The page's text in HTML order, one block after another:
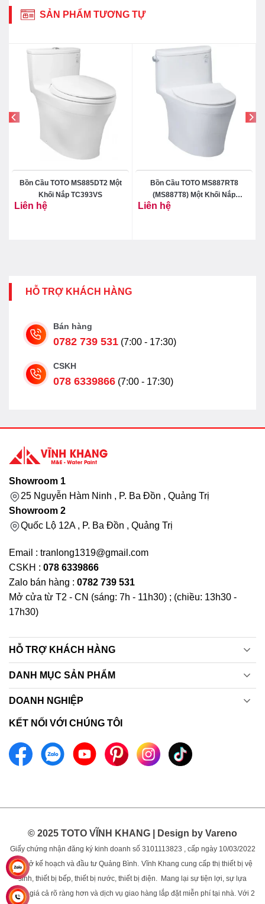
SẢN PHẨM TƯƠNG TỰ
Bồn Cầu TOTO MS885DT2 Một
Khối Nắp TC393VS
Liên hệ
Bồn Cầu TOTO MS887RT8
(MS887T8) Một Khối Nắp
Liên hệ
HỖ TRỢ KHÁCH HÀNG
Bán hàng
0782 739 531 (7:00 - 17:30)
CSKH
078 6339866 (7:00 - 17:30)
Showroom 1
25 Nguyễn Hàm Ninh , P. Ba Đồn , Quảng Trị
Showroom 2
Quốc Lộ 12A , P. Ba Đồn , Quảng Trị
Email : tranlong1319@gmail.com
CSKH : 078 6339866
Zalo bán hàng : 0782 739 531
Mở cửa từ T2 - CN (sáng: 7h - 11h30) ; (chiều: 13h30 -
17h30)
HỖ TRỢ KHÁCH HÀNG
DANH MỤC SẢN PHẨM
DOANH NGHIỆP
KẾT NỐI VỚI CHÚNG TÔI
© 2025 TOTO VĨNH KHANG | Design by Vareno
Giấy chứng nhận đăng ký kinh doanh số 3101113823 , cấp ngày 10/03/2022
bởi sở kế hoạch và đầu tư Quảng Bình. Vĩnh Khang cung cấp thị thiết bị vệ
sinh, thiết bị bếp, thiết bị nước, thiết bị điện. Mang lại sự tiện lợi, sự lựa
chọn, giá cả rõ ràng hơn và dịch vụ giao hàng lắp đặt miễn phí tại nhà. Với 2